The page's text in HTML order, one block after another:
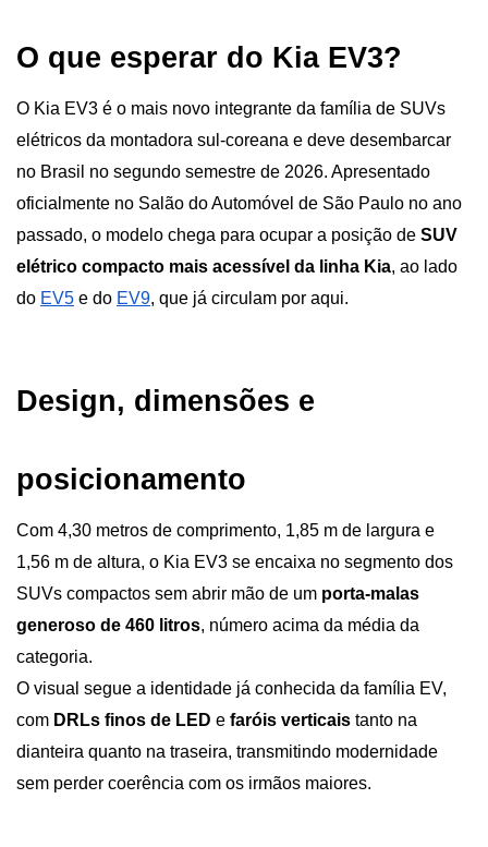
O que esperar do Kia EV3?
O Kia EV3 é o mais novo integrante da família de SUVs
elétricos da montadora sul-coreana e deve desembarcar
no Brasil no segundo semestre de 2026. Apresentado
oficialmente no Salão do Automóvel de São Paulo no ano
passado, o modelo chega para ocupar a posição de SUV
elétrico compacto mais acessível da linha Kia, ao lado
do EV5 e do EV9, que já circulam por aqui.
Design, dimensões e
posicionamento
Com 4,30 metros de comprimento, 1,85 m de largura e
1,56 m de altura, o Kia EV3 se encaixa no segmento dos
SUVs compactos sem abrir mão de um porta-malas
generoso de 460 litros, número acima da média da
categoria.
O visual segue a identidade já conhecida da família EV,
com DRLs finos de LED e faróis verticais tanto na
dianteira quanto na traseira, transmitindo modernidade
sem perder coerência com os irmãos maiores.